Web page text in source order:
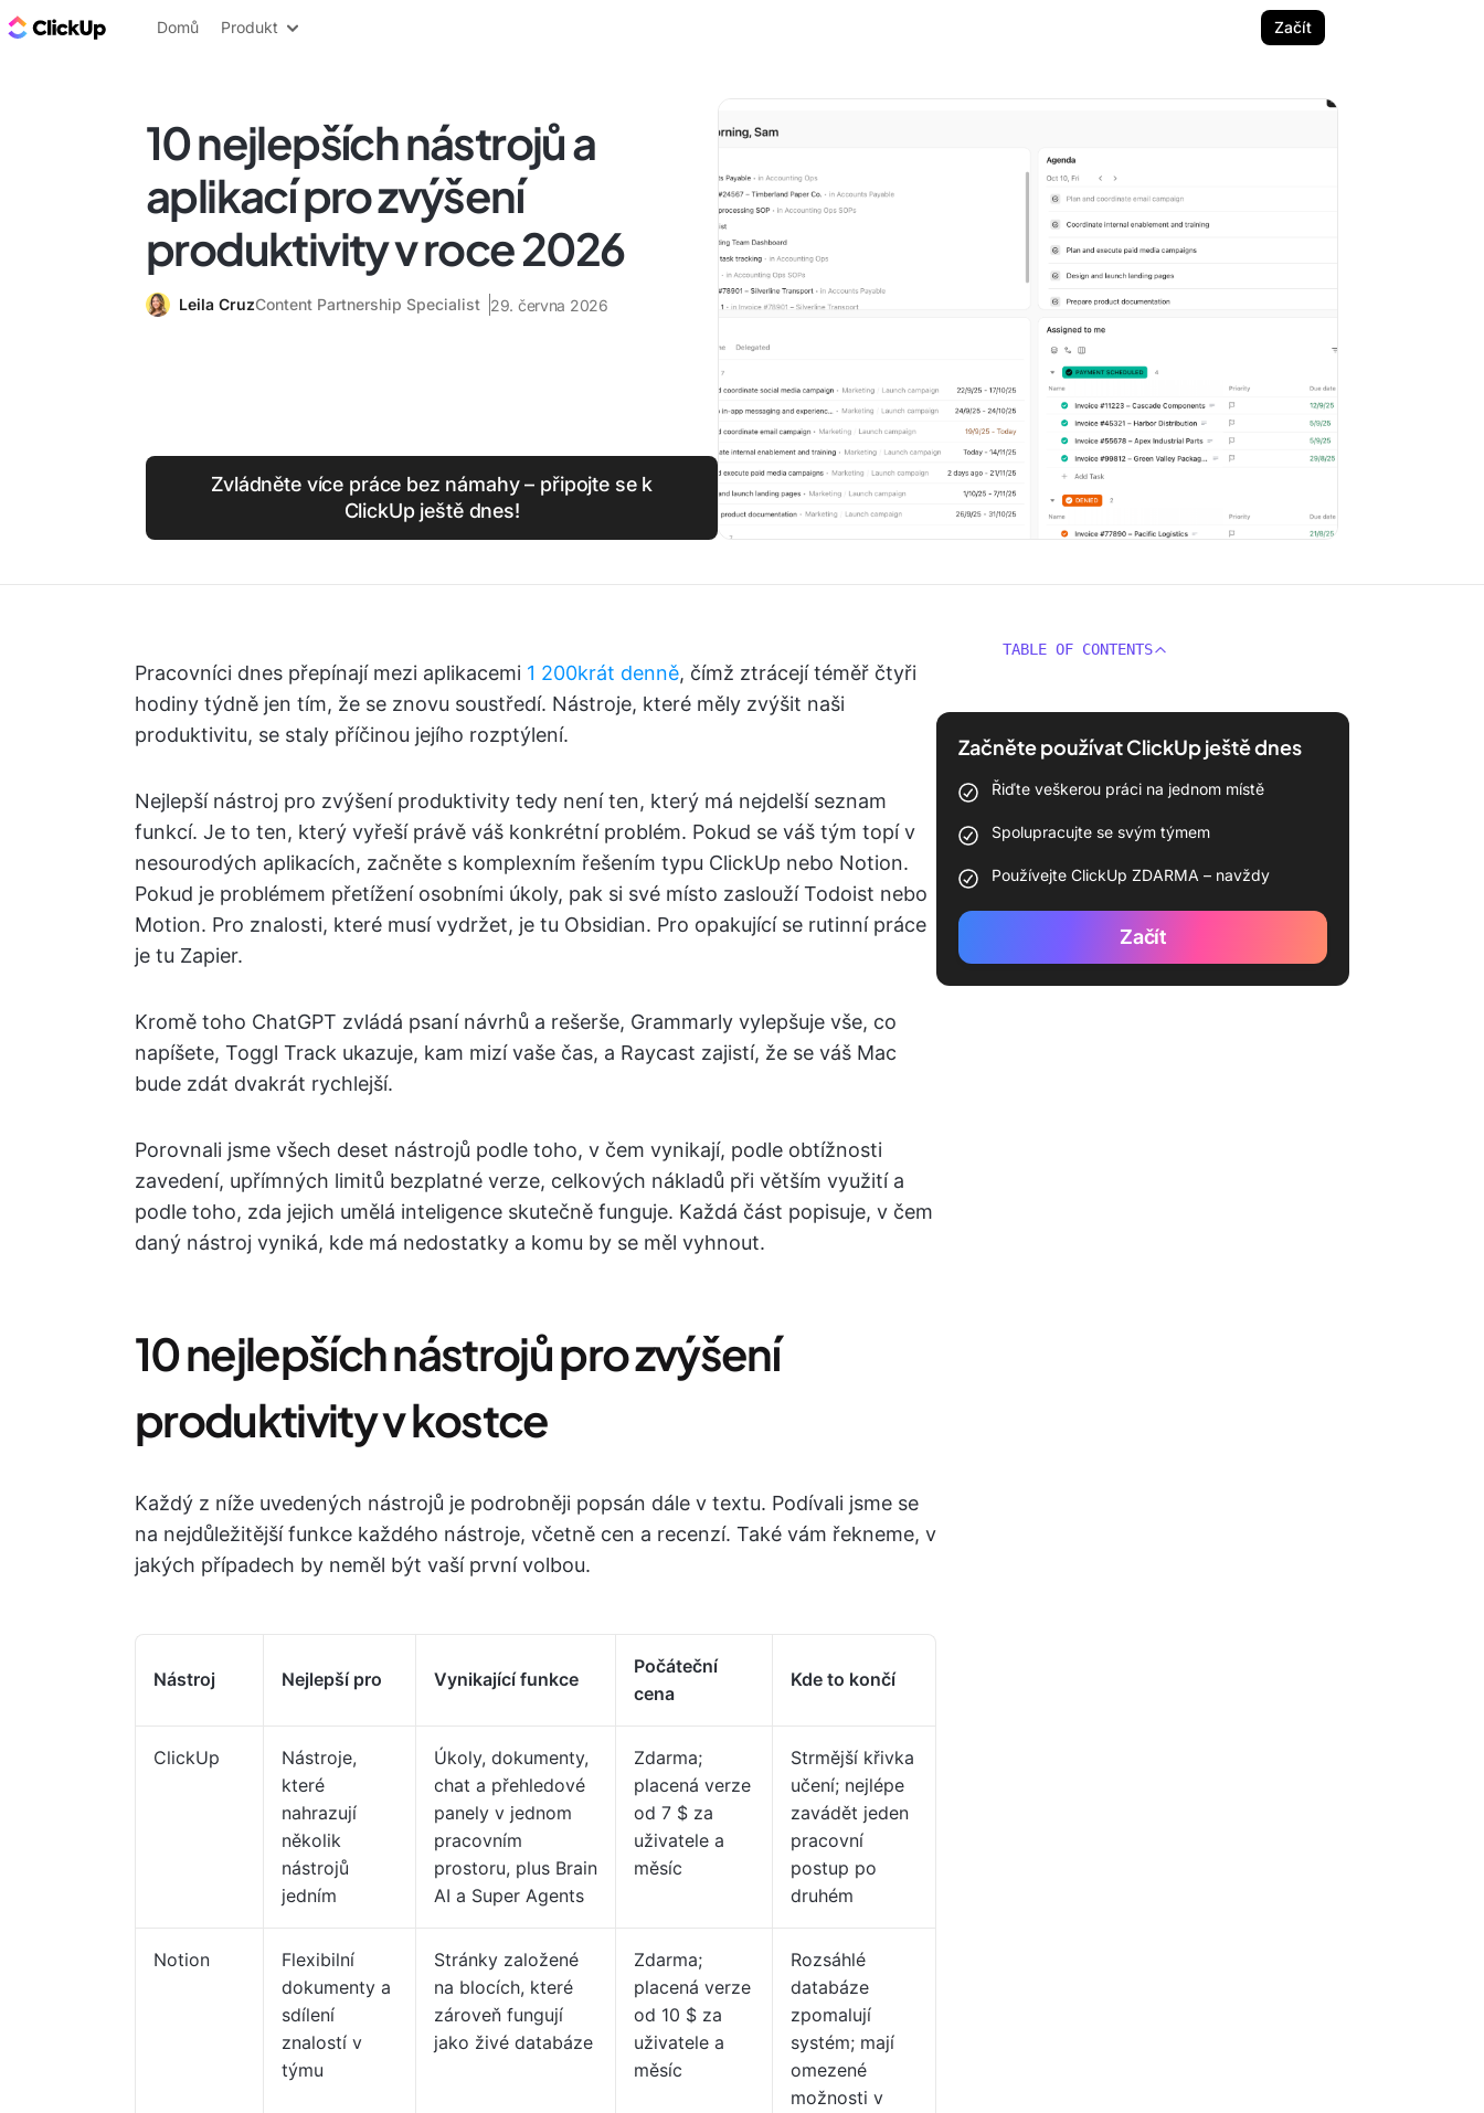
ClickUp blog
Domů Produkt Začít
10 nejlepších nástrojů a
aplikací pro zvýšení
produktivity v roce 2026
Leila CruzContent Partnership Specialist 29. června 2026
Zvládněte více práce bez námahy – připojte se k
ClickUp ještě dnes!
Pracovníci dnes přepínají mezi aplikacemi 1 200krát denně, čímž ztrácejí téměř čtyři
hodiny týdně jen tím, že se znovu soustředí. Nástroje, které měly zvýšit naši
produktivitu, se staly příčinou jejího rozptýlení.
Nejlepší nástroj pro zvýšení produktivity tedy není ten, který má nejdelší seznam
funkcí. Je to ten, který vyřeší právě váš konkrétní problém. Pokud se váš tým topí v
nesourodých aplikacích, začněte s komplexním řešením typu ClickUp nebo Notion.
Pokud je problémem přetížení osobními úkoly, pak si své místo zaslouží Todoist nebo
Motion. Pro znalosti, které musí vydržet, je tu Obsidian. Pro opakující se rutinní práce
je tu Zapier.
Kromě toho ChatGPT zvládá psaní návrhů a rešerše, Grammarly vylepšuje vše, co
napíšete, Toggl Track ukazuje, kam mizí vaše čas, a Raycast zajistí, že se váš Mac
bude zdát dvakrát rychlejší.
Porovnali jsme všech deset nástrojů podle toho, v čem vynikají, podle obtížnosti
zavedení, upřímných limitů bezplatné verze, celkových nákladů při větším využití a
podle toho, zda jejich umělá inteligence skutečně funguje. Každá část popisuje, v čem
daný nástroj vyniká, kde má nedostatky a komu by se měl vyhnout.
10 nejlepších nástrojů pro zvýšení
produktivity v kostce
Každý z níže uvedených nástrojů je podrobněji popsán dále v textu. Podívali jsme se
na nejdůležitější funkce každého nástroje, včetně cen a recenzí. Také vám řekneme, v
jakých případech by neměl být vaší první volbou.
Nástroj Nejlepší pro Vynikající funkce
Počáteční
cena
Kde to končí
ClickUp
Nástroje,
které
nahrazují
několik
nástrojů
jedním
Úkoly, dokumenty,
chat a přehledové
panely v jednom
pracovním
prostoru, plus Brain
AI a Super Agents
Zdarma;
placená verze
od 7 $ za
uživatele a
měsíc
Strmější křivka
učení; nejlépe
zavádět jeden
pracovní
postup po
druhém
Notion
Flexibilní
dokumenty a
sdílení
znalostí v
týmu
Stránky založené
na blocích, které
zároveň fungují
jako živé databáze
Zdarma;
placená verze
od 10 $ za
uživatele a
měsíc
Rozsáhlé
databáze
zpomalují
systém; mají
omezené
možnosti v
TABLE OF CONTENTS
Začněte používat ClickUp ještě dnes
Řiďte veškerou práci na jednom místě
Spolupracujte se svým týmem
Používejte ClickUp ZDARMA – navždy
Začít